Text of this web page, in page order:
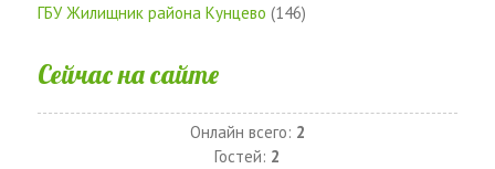
ГБУ Жилищник района Кунцево (146)
Сейчас на сайте
Онлайн всего: 2
Гостей: 2